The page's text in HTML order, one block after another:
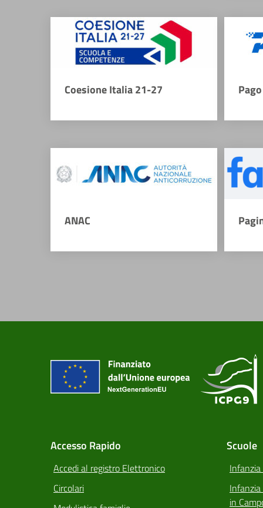
Coesione Italia 21-27
ANAC
Accesso Rapido
Accedi al registro Elettronico
Circolari
Scuole
in